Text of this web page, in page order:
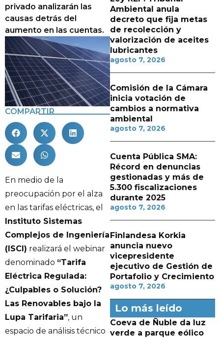
privado analizarán las
causas detrás del
aumento en las cuentas.
COMPARTIR
En medio de la
preocupación por el alza
en las tarifas eléctricas, el
Instituto Sistemas
Complejos de Ingeniería
(ISCI) realizará el webinar
denominado “Tarifa
Eléctrica Regulada:
¿Culpables o Solución?
Las Renovables bajo la
Lupa Tarifaria”, un
espacio de análisis técnico
Ambiental anula
decreto que fija metas
de recolección y
valorización de aceites
lubricantes
agosto 7, 2026
Comisión de la Cámara
inicia votación de
cambios a normativa
ambiental
agosto 7, 2026
Cuenta Pública SMA:
Récord en denuncias
gestionadas y más de
5.300 fiscalizaciones
durante 2025
agosto 7, 2026
Finlandesa Korkia
anuncia nuevo
vicepresidente
ejecutivo de Gestión de
Portafolio y Crecimiento
agosto 7, 2026
Lo más leído
Coeva de Ñuble da luz
verde a parque eólico